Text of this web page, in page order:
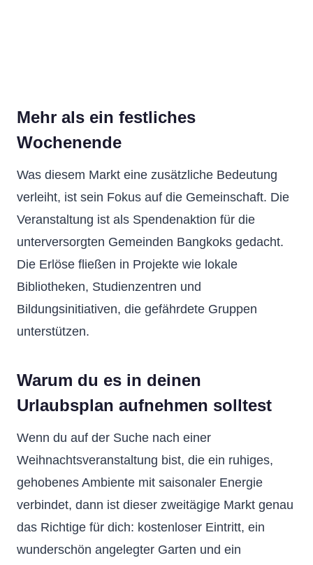
Mehr als ein festliches
Wochenende
Was diesem Markt eine zusätzliche Bedeutung
verleiht, ist sein Fokus auf die Gemeinschaft. Die
Veranstaltung ist als Spendenaktion für die
unterversorgten Gemeinden Bangkoks gedacht.
Die Erlöse fließen in Projekte wie lokale
Bibliotheken, Studienzentren und
Bildungsinitiativen, die gefährdete Gruppen
unterstützen.
Warum du es in deinen
Urlaubsplan aufnehmen solltest
Wenn du auf der Suche nach einer
Weihnachtsveranstaltung bist, die ein ruhiges,
gehobenes Ambiente mit saisonaler Energie
verbindet, dann ist dieser zweitägige Markt genau
das Richtige für dich: kostenloser Eintritt, ein
wunderschön angelegter Garten und ein